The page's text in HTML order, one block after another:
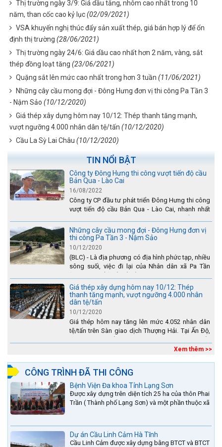
Thị trường ngày 3/9: Giá dầu tăng, nhôm cao nhất trong 10
năm, than cốc cao kỷ lục(02/09/2021)
VSA khuyến nghị thúc đẩy sản xuất thép, giá bán hợp lý để ổn
định thị trường (28/06/2021)
Thị trường ngày 24/6: Giá dầu cao nhất hơn 2 năm, vàng, sắt
thép đồng loạt tăng (23/06/2021)
Quặng sắt lên mức cao nhất trong hơn 3 tuần (11/06/2021)
Những cây cầu mong đợi - Đông Hưng đơn vị thi công Pa Tần 3
- Nậm Sảo (10/12/2020)
Giá thép xây dựng hôm nay 10/12: Thép thanh tăng mạnh,
vượt ngưỡng 4.000 nhân dân tệ/tấn (10/12/2020)
Cầu La Sỳ Lai Châu (10/12/2020)
TIN NỔI BẬT
Công ty Đông Hưng thi công vượt tiến độ cầu
Bản Qua - Lào Cai
16/08/2022
Công ty CP đầu tư phát triển Đông Hưng thi công
vượt tiến độ cầu Bản Qua - Lào Cai, nhanh nhất
Lào Cai.
Những cây cầu mong đợi - Đông Hưng đơn vị
thi công Pa Tần 3 - Nậm Sảo
10/12/2020
(BLC) - Là địa phương có địa hình phức tạp, nhiều
sông suối, việc đi lại của Nhân dân xã Pa Tần
lũ....
Giá thép xây dựng hôm nay 10/12: Thép
thanh tăng mạnh, vượt ngưỡng 4.000 nhân
dân tệ/tấn
10/12/2020
Giá thép hôm nay tăng lên mức 4.052 nhân dân
tệ/tấn trên Sàn giao dịch Thượng Hải. Tại Ấn Độ,
Xem thêm >>
CÔNG TRÌNH ĐÃ THI CÔNG
Bệnh Viện Đa khoa Tỉnh Lạng Sơn
Được xây dựng trên diện tích 25 ha của thôn Phai
Trần ( Thành phố Lạng Sơn) và một phần thuộc xã
Dự án Cầu Linh Cảm Hà Tĩnh
Cầu Linh Cảm được xây dựng bằng BTCT và BTCT